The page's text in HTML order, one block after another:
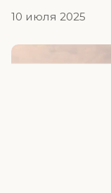
10 июля 2025